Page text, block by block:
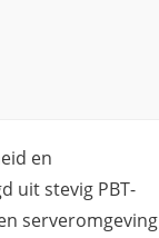
en
uit stevig PBT-
serveromgeving